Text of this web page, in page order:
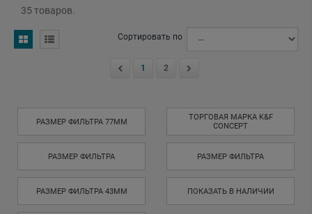
35 товаров.
Сортировать по
1 2
РАЗМЕР ФИЛЬТРА 77MM
ТОРГОВАЯ МАРКА K&F
CONCEPT
РАЗМЕР ФИЛЬТРА РАЗМЕР ФИЛЬТРА
РАЗМЕР ФИЛЬТРА 43MM ПОКАЗАТЬ В НАЛИЧИИ